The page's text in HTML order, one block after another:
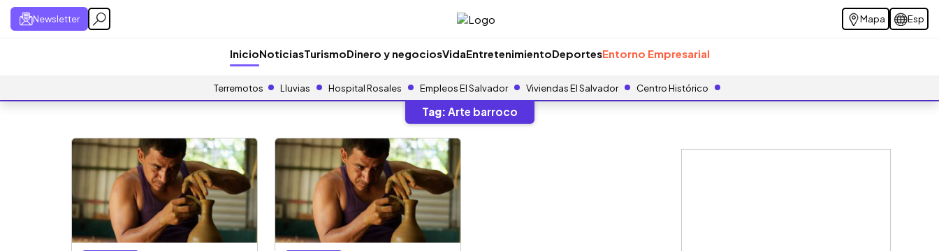
Newsletter Mapa Esp
InicioNoticiasTurismoDinero y negociosVidaEntretenimientoDeportesEntorno Empresarial
Terremotos Lluvias Hospital Rosales Empleos El Salvador Viviendas El Salvador Centro Histórico
Tag: Arte barroco